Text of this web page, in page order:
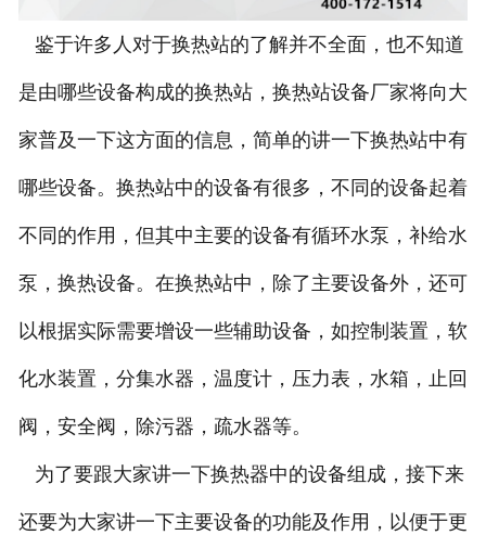
鉴于许多人对于换热站的了解并不全面，也不知道
是由哪些设备构成的换热站，换热站设备厂家将向大
家普及一下这方面的信息，简单的讲一下换热站中有
哪些设备。换热站中的设备有很多，不同的设备起着
不同的作用，但其中主要的设备有循环水泵，补给水
泵，换热设备。在换热站中，除了主要设备外，还可
以根据实际需要增设一些辅助设备，如控制装置，软
化水装置，分集水器，温度计，压力表，水箱，止回
阀，安全阀，除污器，疏水器等。
为了要跟大家讲一下换热器中的设备组成，接下来
还要为大家讲一下主要设备的功能及作用，以便于更